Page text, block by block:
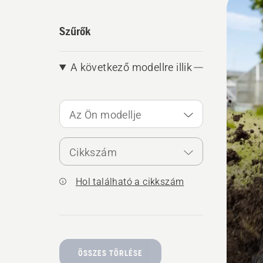
Szűrők
A következő modellre illik
Az Ön modellje
Cikkszám
Hol található a cikkszám
ÖSSZES TÖRLÉSE